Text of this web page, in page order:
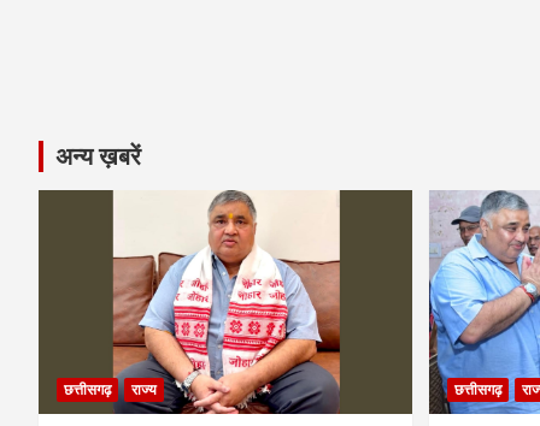
अन्य ख़बरें
छत्तीसगढ़ राज्य छत्तीसगढ़